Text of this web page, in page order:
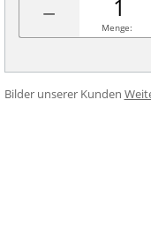
− Menge:
Bilder unserer Kunden